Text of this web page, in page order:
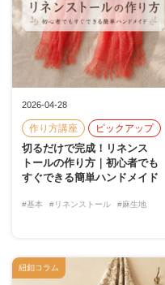
2026-04-28
作り方講座 ピックアップ
切るだけで完成！リネンス
トールの作り方｜初心者でも
すぐできる簡単ハンドメイド
#基本 #リネンストール #麻生地
紐釦コラム